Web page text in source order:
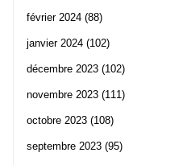
février 2024 (88)
janvier 2024 (102)
décembre 2023 (102)
novembre 2023 (111)
octobre 2023 (108)
septembre 2023 (95)